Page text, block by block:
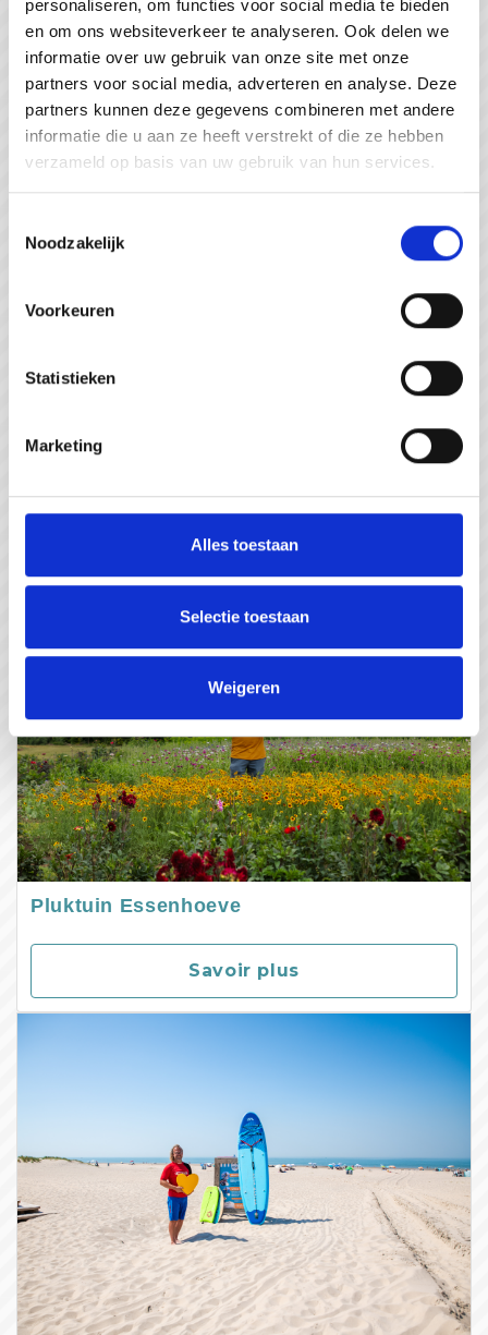
personaliseren, om functies voor social media te bieden
en om ons websiteverkeer te analyseren. Ook delen we
informatie over uw gebruik van onze site met onze
partners voor social media, adverteren en analyse. Deze
partners kunnen deze gegevens combineren met andere
informatie die u aan ze heeft verstrekt of die ze hebben
verzameld op basis van uw gebruik van hun services.
Noodzakelijk
Voorkeuren
Statistieken
Marketing
Alles toestaan
Selectie toestaan
Weigeren
#WeZienJeHierGraag
Strandpaviljoen de Piraat Cadzand
Savoir plus
Pluktuin Essenhoeve
Savoir plus